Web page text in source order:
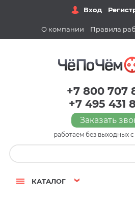
Вход
О компании Правила
+7 800 707
+7 495 431
Заказать
работаем без выходных с
КАТАЛОГ